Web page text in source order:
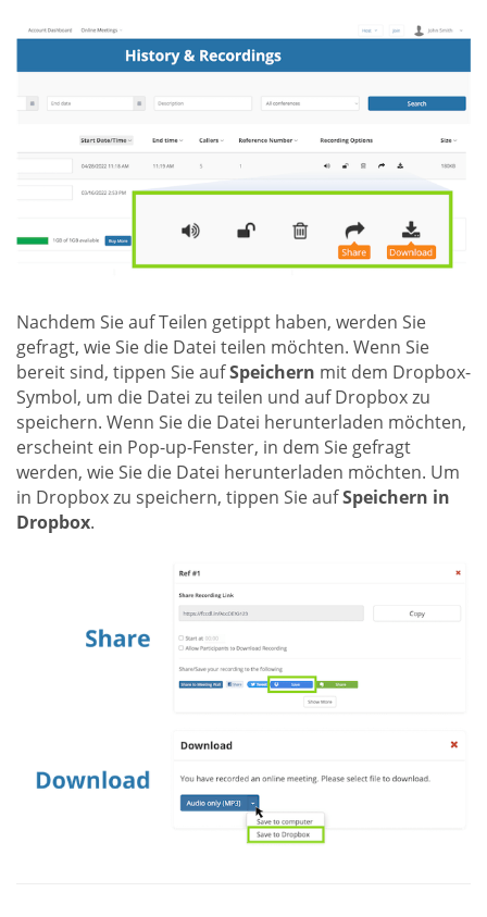
Nachdem Sie auf Teilen getippt haben, werden Sie
gefragt, wie Sie die Datei teilen möchten. Wenn Sie
bereit sind, tippen Sie aufSpeichern mit dem Dropbox-
Symbol, um die Datei zu teilen und auf Dropbox zu
speichern. Wenn Sie die Datei herunterladen möchten,
erscheint ein Pop-up-Fenster, in dem Sie gefragt
werden, wie Sie die Datei herunterladen möchten. Um
in Dropbox zu speichern, tippen Sie aufSpeichern in
Dropbox.